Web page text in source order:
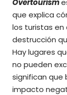
Overtourism
que explica
los turistas en
destrucción
Hay lugares
no pueden
significan que
impacto